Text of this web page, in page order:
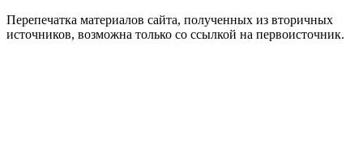
Перепечатка материалов сайта, полученных из вторичных
источников, возможна только со ссылкой на первоисточник.